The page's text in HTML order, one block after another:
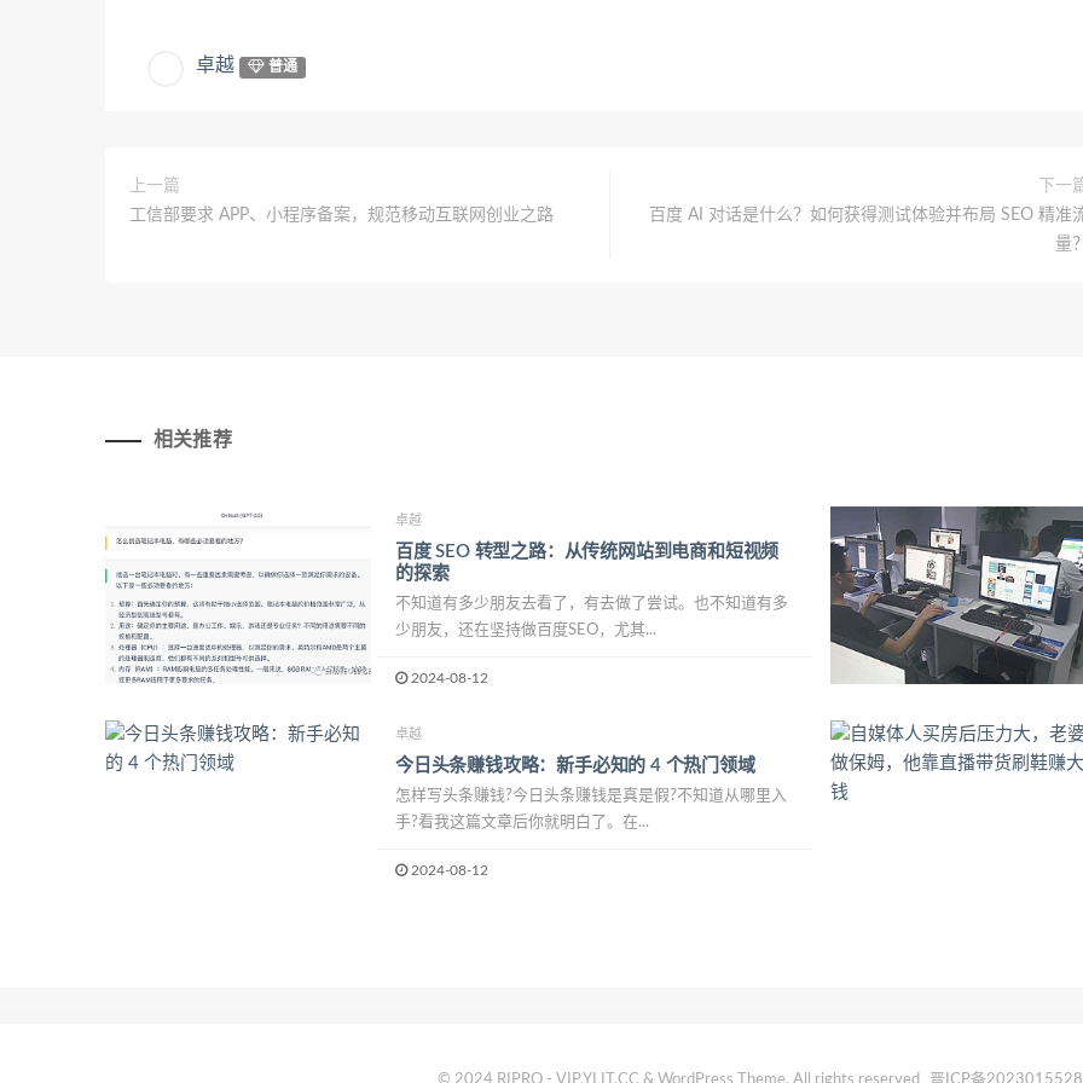
卓越 普通
上一篇
工信部要求 APP、小程序备案，规范移动互联网创业之路
下一
百度 AI 对话是什么？如何获得测试体验并布局 SEO 精准
量？
相关推荐
卓越
百度 SEO 转型之路：从传统网站到电商和短视频
的探索
不知道有多少朋友去看了，有去做了尝试。也不知道有多
少朋友，还在坚持做百度SEO，尤其...
2024-08-12
卓越
今日头条赚钱攻略：新手必知的 4 个热门领域
怎样写头条赚钱?今日头条赚钱是真是假?不知道从哪里入
手?看我这篇文章后你就明白了。在...
2024-08-12